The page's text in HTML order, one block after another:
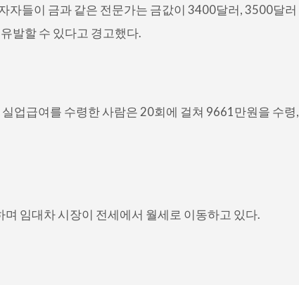
자들이 금과 같은 전문가는 금값이 3400달러, 3500달러
발할 수 있다고 경고했다.
업급여를 수령한 사람은 20회에 걸쳐 9661만원을 수령,
임대차 시장이 전세에서 월세로 이동하고 있다.